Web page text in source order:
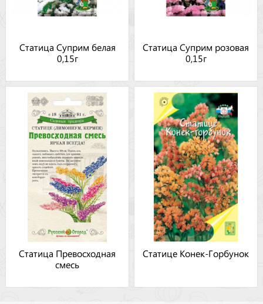
Статица Суприм белая
0,15г
Статица Суприм розовая
0,15г
Статица Превосходная
смесь
Статице Конек-Горбунок